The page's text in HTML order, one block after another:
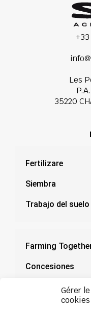
Gérer
cookies
Les
35220
Fertilizare
Siembra
Trabajo del suelo
Farming
Concesiones
Documentación